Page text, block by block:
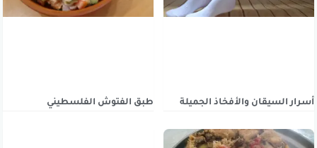
أسرار السيقان والأفخاذ الجميلة طبق الفتوش الفلسطيني